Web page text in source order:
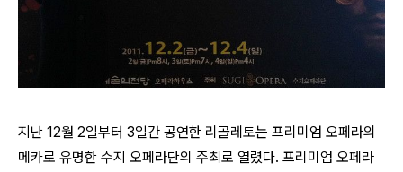
지난 12월 2일부터 3일간 공연한 리골레토는 프리미엄 오페라의
메카로 유명한 수지 오페라단의 주최로 열렸다. 프리미엄 오페라